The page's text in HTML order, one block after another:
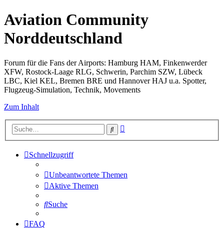
Aviation Community
Norddeutschland
Forum für die Fans der Airports: Hamburg HAM, Finkenwerder
XFW, Rostock-Laage RLG, Schwerin, Parchim SZW, Lübeck
LBC, Kiel KEL, Bremen BRE und Hannover HAJ u.a. Spotter,
Flugzeug-Simulation, Technik, Movements
Zum Inhalt
Suche
Schnellzugriff
Unbeantwortete Themen
Aktive Themen
Suche
FAQ